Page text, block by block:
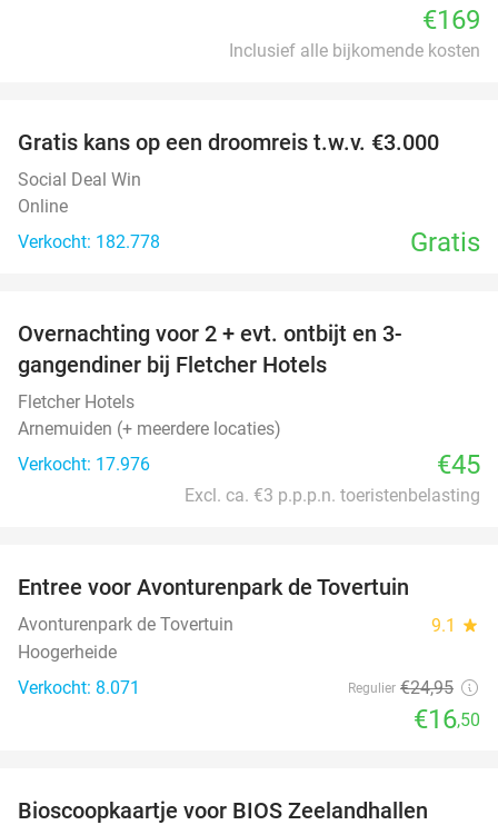
€169
Inclusief alle bijkomende kosten
Gratis kans op een droomreis t.w.v. €3.000
Social Deal Win
Online
Verkocht: 182.778
Gratis
Overnachting voor 2 + evt. ontbijt en 3-
gangendiner bij Fletcher Hotels
Fletcher Hotels
Arnemuiden (+ meerdere locaties)
Verkocht: 17.976
€45
Excl. ca. €3 p.p.p.n. toeristenbelasting
Entree voor Avonturenpark de Tovertuin
Avonturenpark de Tovertuin 9.1 star
Hoogerheide
Verkocht: 8.071
Regulier €24,95
€16,50
Bioscoopkaartje voor BIOS Zeelandhallen